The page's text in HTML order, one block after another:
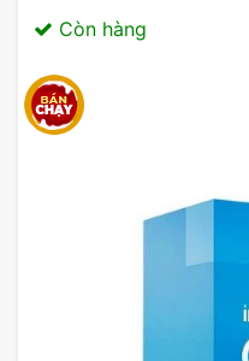
Còn hàng